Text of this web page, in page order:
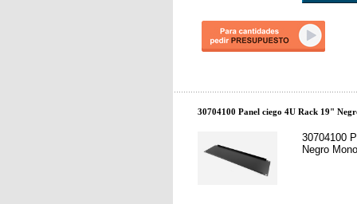
30704100 Panel ciego 4U Rack 19"
30704100
Negro